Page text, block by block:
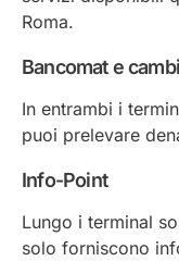
Roma.
Bancomat e
In entrambi i
puoi prelevare
Info-Point
Lungo i terminal
solo forniscono